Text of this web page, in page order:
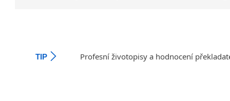
TIP Profesní životopisy a hodnocení